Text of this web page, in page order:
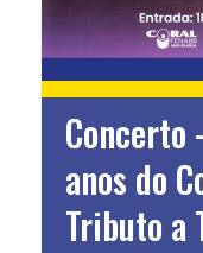
Concerto
anos do
Tributo a